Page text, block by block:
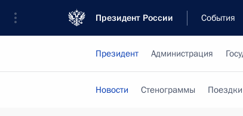
Президент России События
Президент Администрация
Новости Стенограммы Поездки